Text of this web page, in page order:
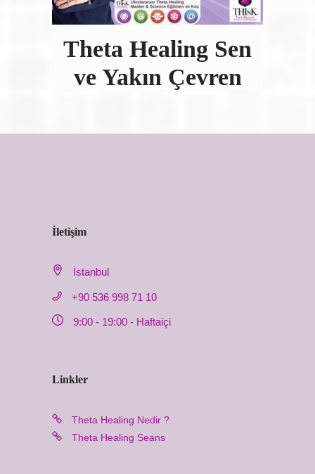
Theta Healing Sen
ve Yakın Çevren
İletişim
İstanbul
+90 536 998 71 10
9:00 - 19:00 - Haftaiçi
Linkler
Theta Healing Nedir ?
Theta Healing Seans